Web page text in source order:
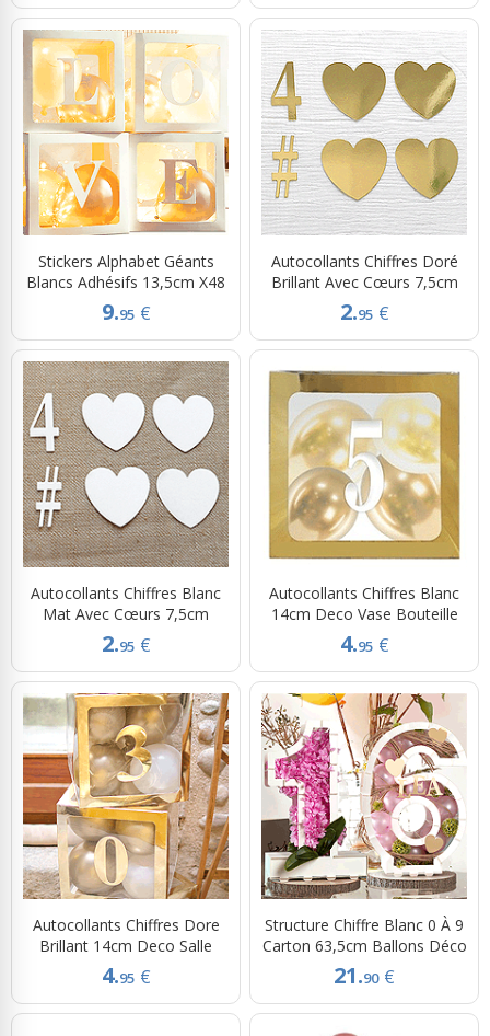
Stickers Alphabet Géants
Blancs Adhésifs 13,5cm X48
9.95 €
Autocollants Chiffres Doré
Brillant Avec Cœurs 7,5cm
2.95 €
Autocollants Chiffres Blanc
Mat Avec Cœurs 7,5cm
2.95 €
Autocollants Chiffres Blanc
14cm Deco Vase Bouteille
4.95 €
Autocollants Chiffres Dore
Brillant 14cm Deco Salle
4.95 €
Structure Chiffre Blanc 0 À 9
Carton 63,5cm Ballons Déco
21.90 €